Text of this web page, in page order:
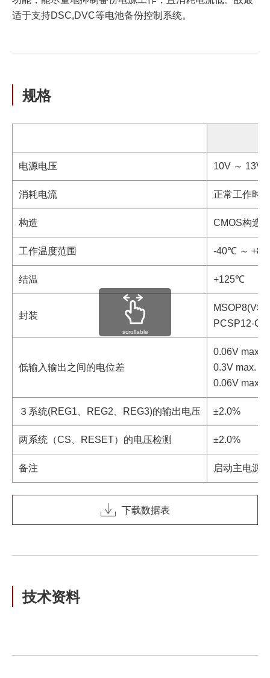
适于支持DSC,DVC等电池备份控制系统。
规格
电源电压 10V ～ 13V
消耗电流 正常工作时
构造 CMOS构造
工作温度范围 -40℃ ～
结温 +125℃
封装
PCSP12-C3
低输入输出之间的电位差
0.06V max. (I
0.3V max. (I
0.06V max. (I
３系统(REG1、REG2、REG3)的输出电压 ±2.0%
两系统（CS、RESET）的电压检测 ±2.0%
备注 启动主电源
scrollable
下载数据表
技术资料